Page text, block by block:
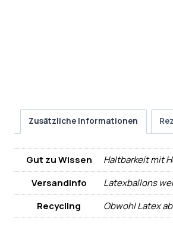
Zusätzliche Informationen
Gut zu Wissen
Haltbarkeit mit
Versandinfo
Latexballons
Recycling
Obwohl Latex